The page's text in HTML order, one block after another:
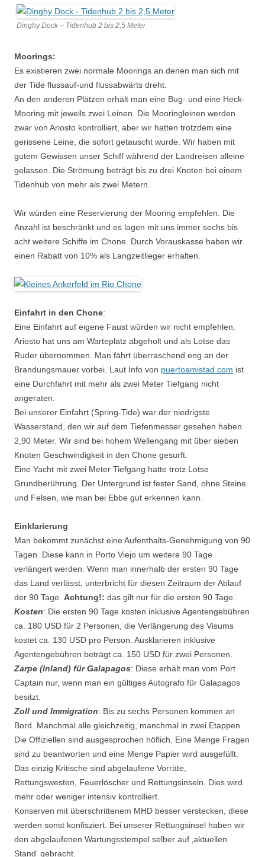
Dinghy Dock – Tidenhub 2 bis 2,5 Meter
Moorings:
Es existieren zwei normale Moorings an denen man sich mit
der Tide flussauf-und flussabwärts dreht.
An den anderen Plätzen erhält man eine Bug- und eine Heck-
Mooring mit jeweils zwei Leinen. Die Mooringleinen werden
zwar von Ariosto kontrolliert, aber wir hatten trotzdem eine
gerissene Leine, die sofort getauscht wurde. Wir haben mit
gutem Gewissen unser Schiff während der Landreisen alleine
gelassen. Die Strömung beträgt bis zu drei Knoten bei einem
Tidenhub von mehr als zwei Metern.
Wir würden eine Reservierung der Mooring empfehlen. Die
Anzahl ist beschränkt und es lagen mit uns immer sechs bis
acht weitere Schiffe im Chone. Durch Vorauskasse haben wir
einen Rabatt von 10% als Langzeitlieger erhalten.
Einfahrt in den Chone:
Eine Einfahrt auf eigene Faust würden wir nicht empfehlen.
Ariosto hat uns am Warteplatz abgeholt und als Lotse das
Ruder übernommen. Man fährt überraschend eng an der
Brandungsmauer vorbei. Laut Info von puertoamistad.com ist
eine Durchfahrt mit mehr als zwei Meter Tiefgang nicht
angeraten.
Bei unserer Einfahrt (Spring-Tide) war der niedrigste
Wasserstand, den wir auf dem Tiefenmesser gesehen haben
2,90 Meter. Wir sind bei hohem Wellengang mit über sieben
Knoten Geschwindigkeit in den Chone gesurft.
Eine Yacht mit zwei Meter Tiefgang hatte trotz Lotse
Grundberührung. Der Untergrund ist fester Sand, ohne Steine
und Felsen, wie man bei Ebbe gut erkennen kann.
Einklarierung
Man bekommt zunächst eine Aufenthalts-Genehmigung von 90
Tagen. Diese kann in Porto Viejo um weitere 90 Tage
verlängert werden. Wenn man innerhalb der ersten 90 Tage
das Land verlässt, unterbricht für diesen Zeitraum der Ablauf
der 90 Tage. Achtung!: das gilt nur für die ersten 90 Tage.
Kosten: Die ersten 90 Tage kosten inklusive Agentengebühren
ca. 180 USD für 2 Personen, die Verlängerung des Visums
kostet ca. 130 USD pro Person. Ausklarieren inklusive
Agentengebühren beträgt ca. 150 USD für zwei Personen.
Zarpe (Inland) für Galapagos: Diese erhält man vom Port
Captain nur, wenn man ein gültiges Autografo für Galapagos
besitzt.
Zoll und Immigration: Bis zu sechs Personen kommen an
Bord. Manchmal alle gleichzeitig, manchmal in zwei Etappen.
Die Offiziellen sind ausgesprochen höflich. Eine Menge Fragen
sind zu beantworten und eine Menge Papier wird ausgefüllt.
Das einzig Kritische sind abgelaufene Vorräte,
Rettungswesten, Feuerlöscher und Rettungsinseln. Dies wird
mehr oder weniger intensiv kontrolliert.
Konserven mit überschrittenem MHD besser verstecken, diese
werden sonst konfisziert. Bei unserer Rettungsinsel haben wir
den abgelaufenen Wartungsstempel selber auf ‚aktuellen
Stand‘ gebracht.